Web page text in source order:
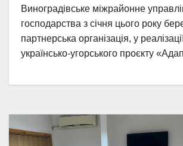
Виноградівське міжрайонне
господарства з січня цього року
партнерська організація, у
українсько-угорського проєкту